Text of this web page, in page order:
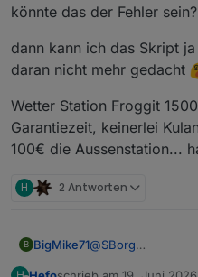
könnte das der Fehler sein?
dann kann ich das Skript
daran nicht mehr gedacht
Wetter Station Froggit
Garantiezeit, keinerlei
100€ die Aussenstation...
H 2 Antworten
B BigMike71@SBorg